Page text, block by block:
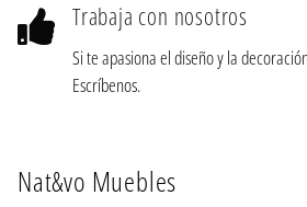
Trabaja con nosotros
Si te apasiona el diseño y la
Escríbenos.
Nat&vo Muebles